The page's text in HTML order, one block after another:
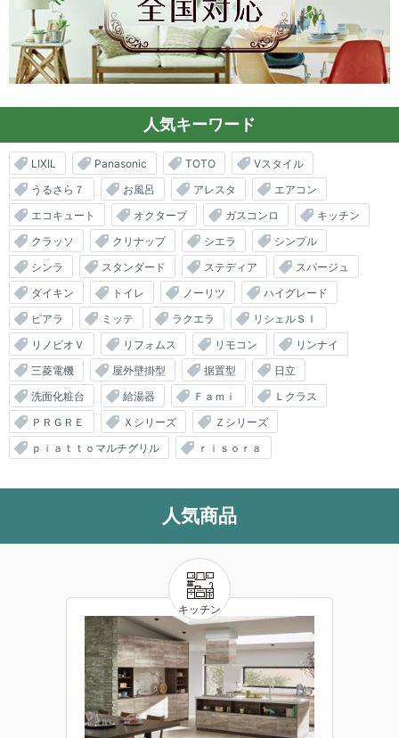
人気キーワード
LIXIL Panasonic TOTO
Vスタイル
うるさら７
お風呂 アレスタ
エアコン
エコキュート
オクターブ ガスコンロ
キッチン
クラッソ
クリナップ シエラ
シンプル
シンラ
スタンダード ステディア
スパージュ
ダイキン
トイレ ノーリツ
ハイグレード
ピアラ
ミッテ ラクエラ
リシェルＳＩ
リノビオＶ
リフォムス リモコン
リンナイ
三菱電機
屋外壁掛型 据置型
日立
洗面化粧台
給湯器 Ｆａｍｉ
Ｌクラス
ＰＲＧＲＥ
Ｘシリーズ
Ｚシリーズ
ｐｉａｔｔｏマルチグリル
ｒｉｓｏｒａ
人気商品